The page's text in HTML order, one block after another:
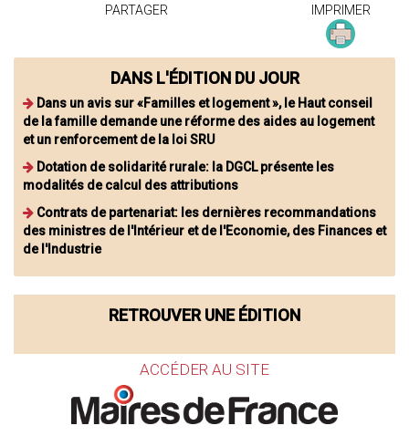
PARTAGER IMPRIMER
DANS L'ÉDITION DU JOUR
Dans un avis sur «Familles et logement », le Haut conseil
de la famille demande une réforme des aides au logement
et un renforcement de la loi SRU
Dotation de solidarité rurale: la DGCL présente les
modalités de calcul des attributions
Contrats de partenariat: les dernières recommandations
des ministres de l'Intérieur et de l'Economie, des Finances et
de l'Industrie
RETROUVER UNE ÉDITION
ACCÉDER AU SITE